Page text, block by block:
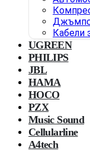
Кабели
UGREEN
PHILIPS
JBL
HAMA
HOCO
PZX
Music Sound
Cellularline
A4tech